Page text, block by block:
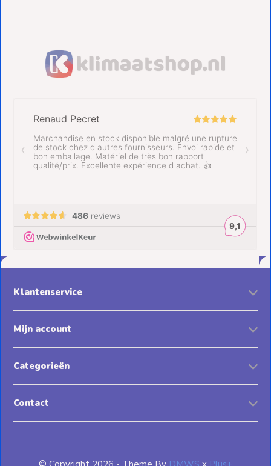
Klantenservice
Mijn account
Categorieën
Contact